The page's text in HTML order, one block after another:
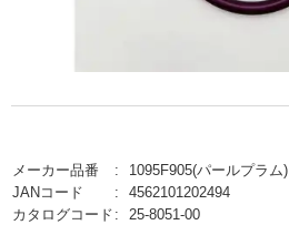
メーカー品番
1095F905(パールプラム)
JANコード
4562101202494
カタログコード
25-8051-00